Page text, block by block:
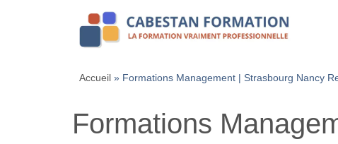
Accueil » Formations Management | Strasbourg Nancy
Formations